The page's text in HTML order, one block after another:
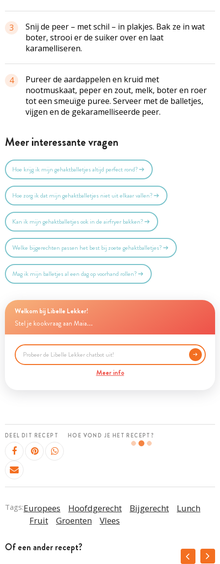
3
Snij de peer – met schil – in plakjes. Bak ze in wat
boter, strooi er de suiker over en laat
karamelliseren.
4
Pureer de aardappelen en kruid met
nootmuskaat, peper en zout, melk, boter en roer
tot een smeuïge puree. Serveer met de balletjes,
vijgen en de gekaramelliseerde peer.
Meer interessante vragen
Hoe krijg ik mijn gehaktballetjes altijd perfect rond?
Hoe zorg ik dat mijn gehaktballetjes niet uit elkaar vallen?
Kan ik mijn gehaktballetjes ook in de airfryer bakken?
Welke bijgerechten passen het best bij zoete gehaktballetjes?
Mag ik mijn balletjes al een dag op voorhand rollen?
Welkom bij Libelle Lekker!
Stel je kookvraag aan Maia...
Meer info
DEEL DIT RECEPT HOE VOND JE HET RECEPT?
Tags:Europees Hoofdgerecht Bijgerecht
Lunch
Fruit
Groenten Vlees
Of een ander recept?